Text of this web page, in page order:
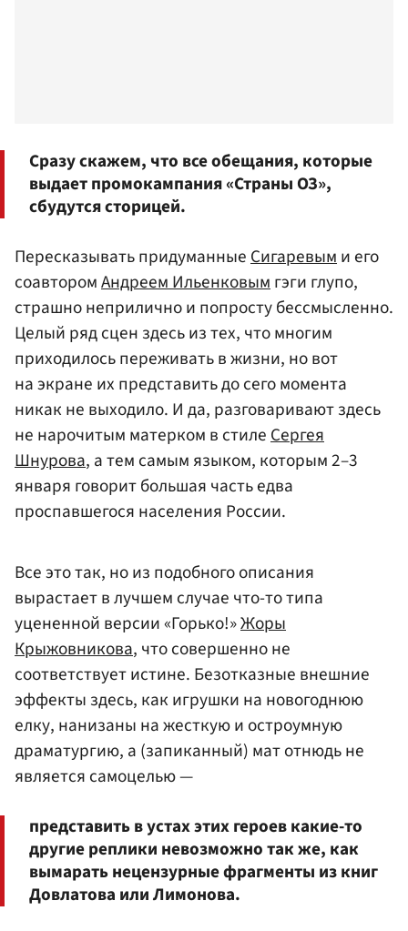
Сразу скажем, что все обещания, которые
выдает промокампания «Страны ОЗ»,
сбудутся сторицей.
Пересказывать придуманныеСигаревыми его
соавторомАндреем Ильенковымгэги глупо,
страшно неприлично и попросту бессмысленно.
Целый ряд сцен здесь из тех, что многим
приходилось переживать в жизни, но вот
на экране их представить до сего момента
никак не выходило. И да, разговаривают здесь
не нарочитым матерком в стилеСергея
Шнурова, а тем самым языком, которым 2–3
января говорит большая часть едва
проспавшегося населения России.
Все это так, но из подобного описания
вырастает в лучшем случае что-то типа
уцененной версии «Горько!»Жоры
Крыжовникова, что совершенно не
соответствует истине. Безотказные внешние
эффекты здесь, как игрушки на новогоднюю
елку, нанизаны на жесткую и остроумную
драматургию, а (запиканный) мат отнюдь не
является самоцелью —
представить в устах этих героев какие-то
другие реплики невозможно так же, как
вымарать нецензурные фрагменты из книг
Довлатова или Лимонова.